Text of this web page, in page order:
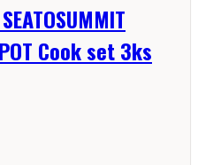
Cook set 3ks